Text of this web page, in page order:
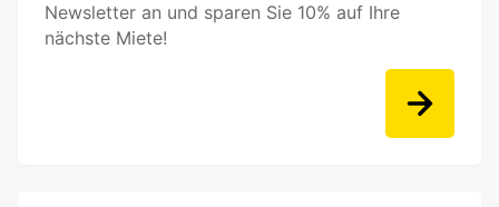
Newsletter an und sparen Sie 10% auf Ihre
nächste Miete!